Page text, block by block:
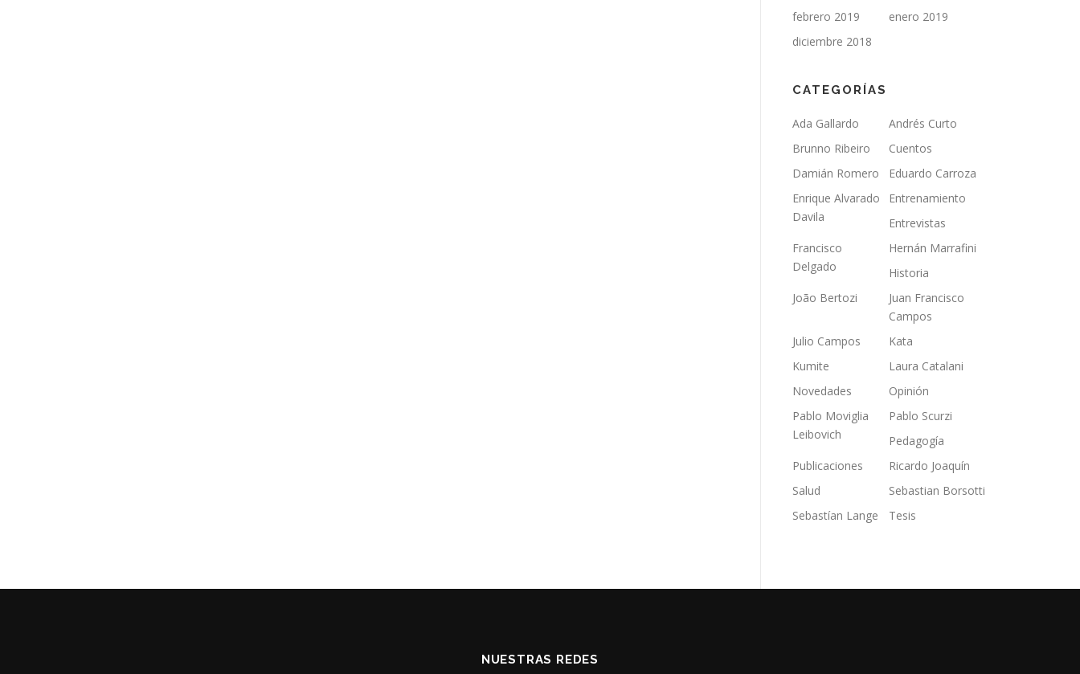
febrero 2019
enero 2019
diciembre 2018
CATEGORÍAS
Ada Gallardo
Andrés Curto
Brunno Ribeiro
Cuentos
Damián Romero
Eduardo Carroza
Enrique Alvarado
Davila
Entrenamiento
Entrevistas
Francisco
Delgado
Hernán Marrafini
Historia
João Bertozi
Juan Francisco
Campos
Julio Campos
Kata
Kumite
Laura Catalani
Novedades
Opinión
Pablo Moviglia
Leibovich
Pablo Scurzi
Pedagogía
Publicaciones
Ricardo Joaquín
Salud
Sebastian Borsotti
Sebastían Lange
Tesis
NUESTRAS REDES